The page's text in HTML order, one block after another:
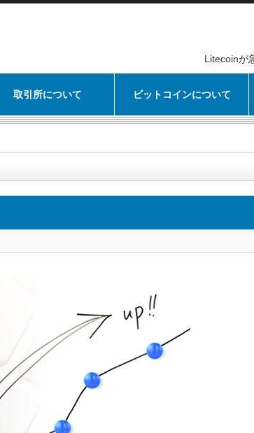
Litecoinが
取引所について ビットコインについて